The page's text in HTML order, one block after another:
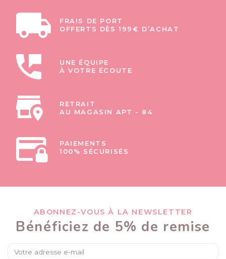
FRAIS DE PORT
OFFERTS DÈS 199€ D’ACHAT
UNE ÉQUIPE
À VOTRE ÉCOUTE
RETRAIT
AU MAGASIN APT - 84
PAIEMENTS
100% SÉCURISÉS
ABONNEZ-VOUS À LA NEWSLETTER
Bénéficiez de 5% de remise